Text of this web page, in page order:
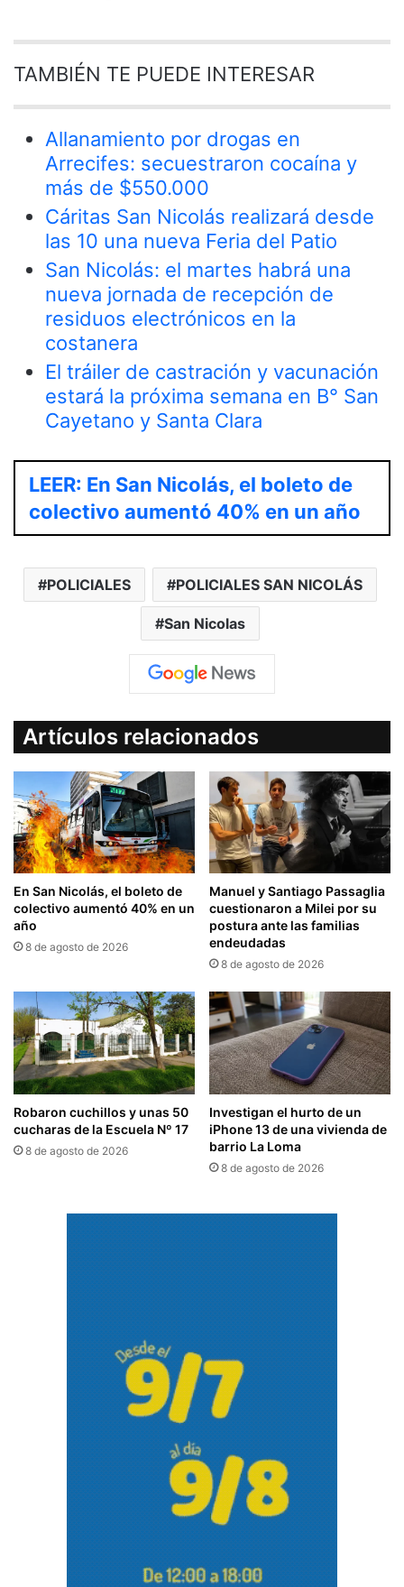
TAMBIÉN TE PUEDE INTERESAR
Allanamiento por drogas en
Arrecifes: secuestraron cocaína y
más de $550.000
Cáritas San Nicolás realizará desde
las 10 una nueva Feria del Patio
San Nicolás: el martes habrá una
nueva jornada de recepción de
residuos electrónicos en la
costanera
El tráiler de castración y vacunación
estará la próxima semana en B° San
Cayetano y Santa Clara
LEER: En San Nicolás, el boleto de
colectivo aumentó 40% en un año
POLICIALES POLICIALES SAN NICOLÁS
San Nicolas
Artículos relacionados
En San Nicolás, el boleto de
colectivo aumentó 40% en un
año
8 de agosto de 2026
Manuel y Santiago Passaglia
cuestionaron a Milei por su
postura ante las familias
endeudadas
8 de agosto de 2026
Robaron cuchillos y unas 50
cucharas de la Escuela Nº 17
8 de agosto de 2026
Investigan el hurto de un
iPhone 13 de una vivienda de
barrio La Loma
8 de agosto de 2026